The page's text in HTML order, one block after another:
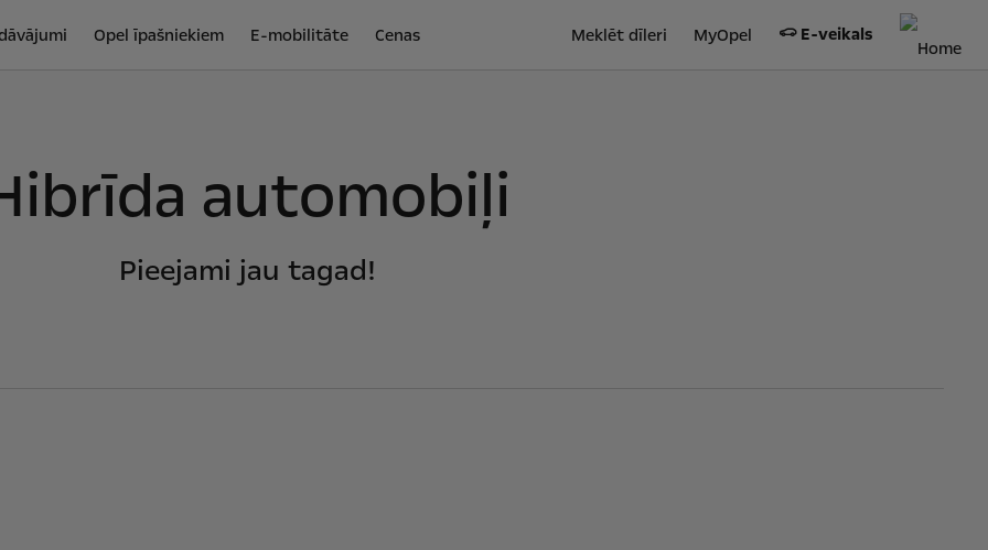
Meklēt dīleri MyOpel E-veikals
Opel īpašniekiem E-mobilitāte Cenas
automobiļi
Pieejami jau tagad!